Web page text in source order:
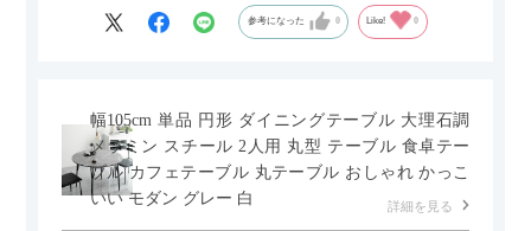
はいけないかもしれません。天板が冷たいので冬にどうなるの
かなというのも気になります。
参考になった 0 Like! 0
幅105cm 単品 円形 ダイニングテーブル 大理石調
メラミン スチール 2人用 丸型 テーブル 食卓テー
ブル カフェテーブル 丸テーブル おしゃれ かっこ
いい モダン グレー 白
詳細を見る